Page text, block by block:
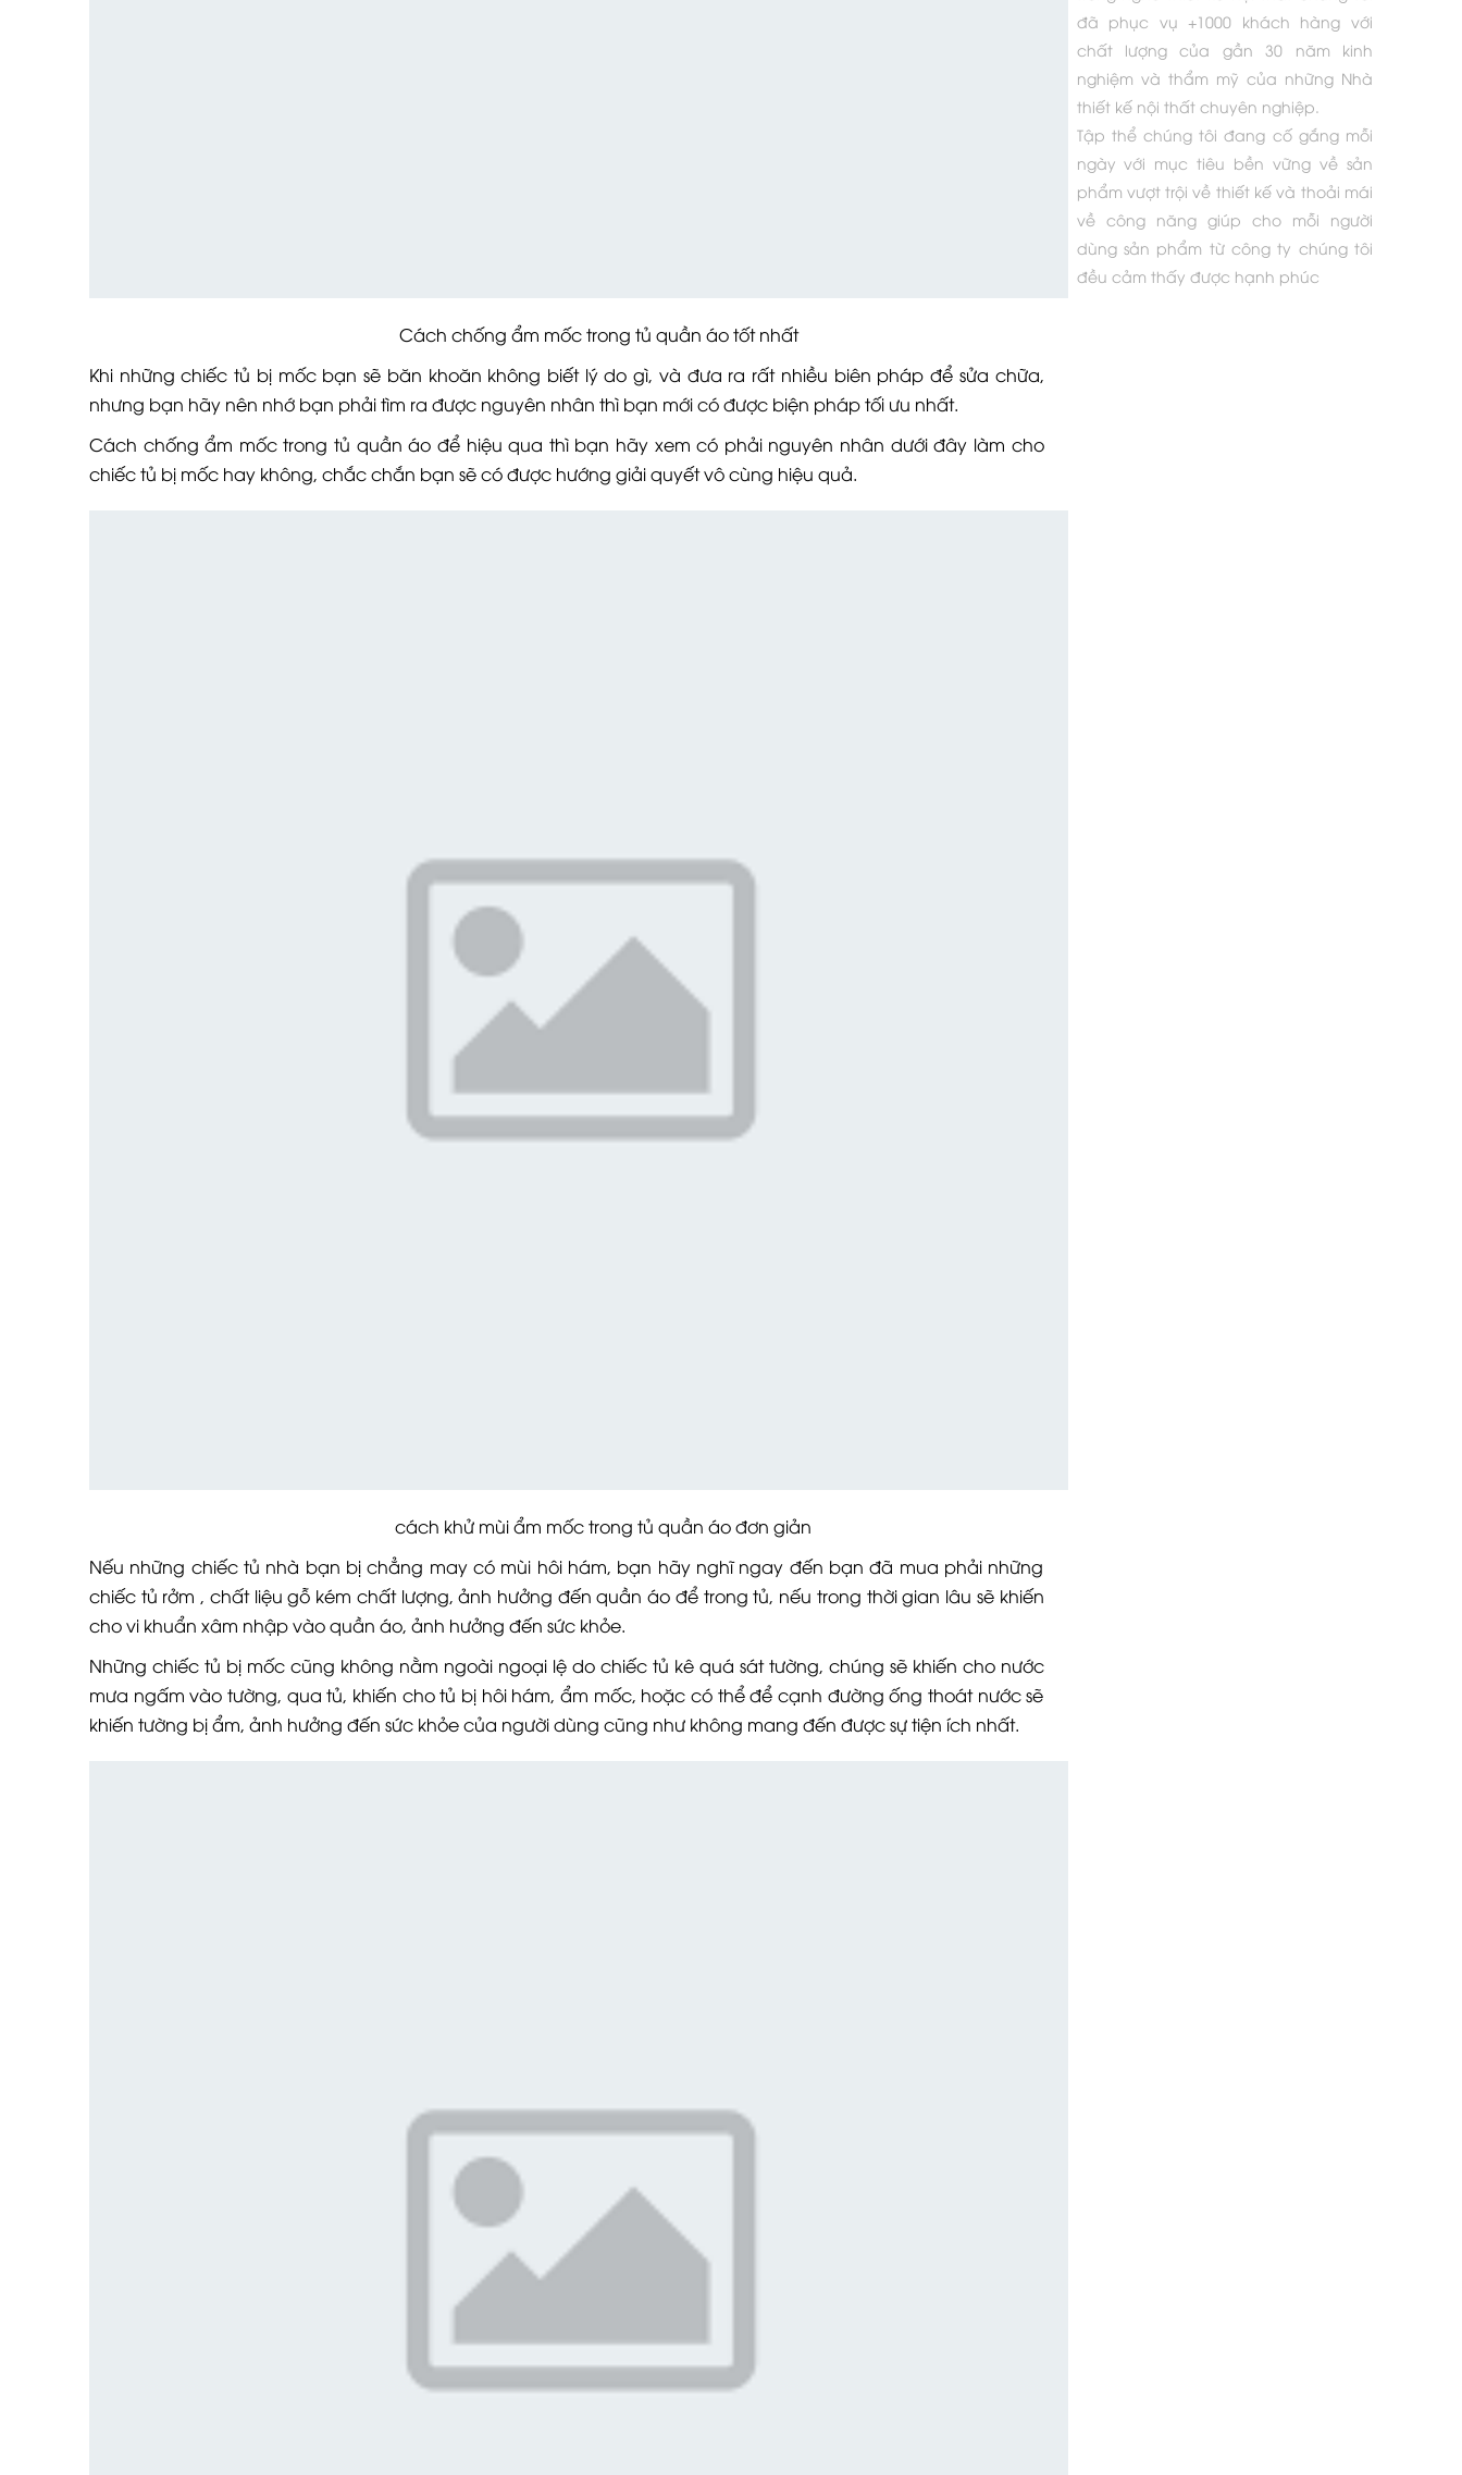
Cách chống ẩm mốc trong tủ quần áo tốt nhất
Khi những chiếc tủ bị mốc bạn sẽ băn khoăn không biết lý do gì, và đưa ra rất nhiều biên pháp để sửa chữa,
nhưng bạn hãy nên nhớ bạn phải tìm ra được nguyên nhân thì bạn mới có được biện pháp tối ưu nhất.
Cách chống ẩm mốc trong tủ quần áo để hiệu qua thì bạn hãy xem có phải nguyên nhân dưới đây làm cho
chiếc tủ bị mốc hay không, chắc chắn bạn sẽ có được hướng giải quyết vô cùng hiệu quả.
cách khử mùi ẩm mốc trong tủ quần áo đơn giản
Nếu những chiếc tủ nhà bạn bị chẳng may có mùi hôi hám, bạn hãy nghĩ ngay đến bạn đã mua phải những
chiếc tủ rởm , chất liệu gỗ kém chất lượng, ảnh hưởng đến quần áo để trong tủ, nếu trong thời gian lâu sẽ khiến
cho vi khuẩn xâm nhập vào quần áo, ảnh hưởng đến sức khỏe.
Những chiếc tủ bị mốc cũng không nằm ngoài ngoại lệ do chiếc tủ kê quá sát tường, chúng sẽ khiến cho nước
mưa ngấm vào tường, qua tủ, khiến cho tủ bị hôi hám, ẩm mốc, hoặc có thể để cạnh đường ống thoát nước sẽ
khiến tường bị ẩm, ảnh hưởng đến sức khỏe của người dùng cũng như không mang đến được sự tiện ích nhất.
đã phục vụ +1000 khách hàng với
chất lượng của gần 30 năm kinh
nghiệm và thẩm mỹ của những Nhà
thiết kế nội thất chuyên nghiệp.
Tập thể chúng tôi đang cố gắng mỗi
ngày với mục tiêu bền vững về sản
phẩm vượt trội về thiết kế và thoải mái
về công năng giúp cho mỗi người
dùng sản phẩm từ công ty chúng tôi
đều cảm thấy được hạnh phúc